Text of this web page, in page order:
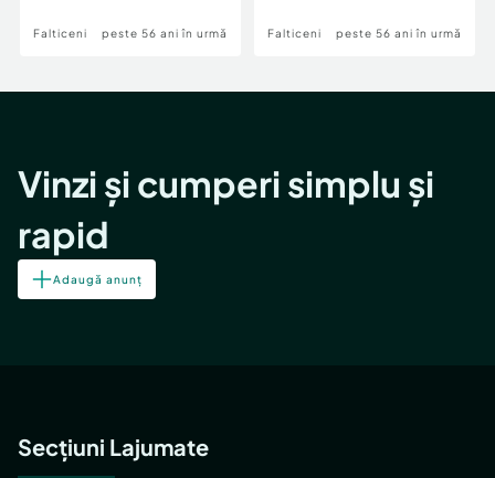
Falticeni peste 56 ani în urmă Falticeni peste 56 ani în urmă
Vinzi și cumperi simplu și
rapid
Adaugă anunț
Secțiuni Lajumate